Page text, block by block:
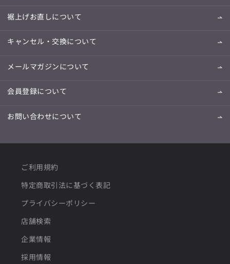
裾上げお直しについて
キャンセル・交換について
メールマガジンについて
会員登録について
お問い合わせについて
ご利用規約
特定商取引法に基づく表記
プライバシーポリシー
店舗検索
企業情報
採用情報